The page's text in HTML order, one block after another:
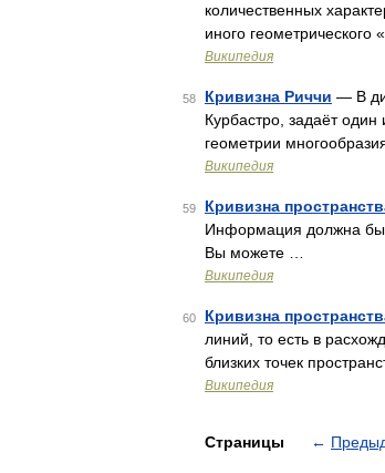
количественных
иного геометрического
Википедия
58 Кривизна Риччи — В
Курбастро, задаёт
геометрии
Википедия
59 Кривизна
Информация должна
Вы можете …
Википедия
60 Кривизна
линий, то есть в
близких точек
Википедия
Страницы ←